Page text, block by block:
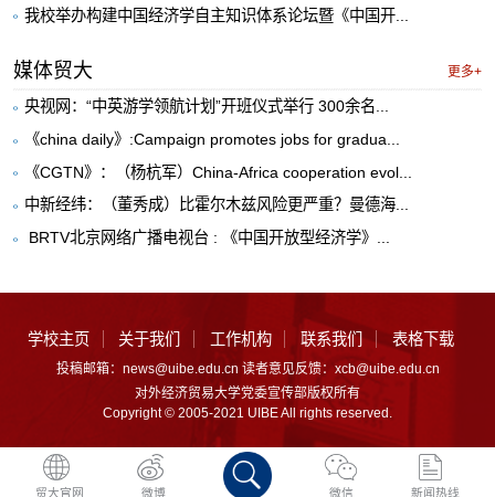
我校举办构建中国经济学自主知识体系论坛暨《中国开...
媒体贸大 更多+
央视网：“中英游学领航计划”开班仪式举行 300余名...
《china daily》:Campaign promotes jobs for gradua...
《CGTN》：（杨杭军）China-Africa cooperation evol...
中新经纬：（董秀成）比霍尔木兹风险更严重？曼德海...
​ BRTV北京网络广播电视台 : 《中国开放型经济学》...
学校主页 关于我们 工作机构 联系我们 表格下载
投稿邮箱：news@uibe.edu.cn 读者意见反馈：xcb@uibe.edu.cn
对外经济贸易大学党委宣传部版权所有
Copyright © 2005-2021 UIBE All rights reserved.
贸大官网 微博 微信 新闻热线